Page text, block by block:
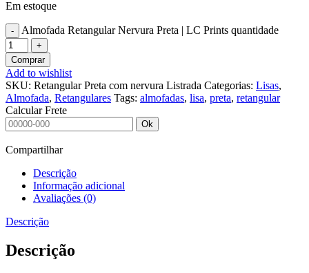
Em estoque
Almofada Retangular Nervura Preta | LC Prints quantidade
Comprar
Add to wishlist
SKU: Retangular Preta com nervura Listrada Categorias: Lisas,
Almofada, Retangulares Tags: almofadas, lisa, preta, retangular
Calcular Frete
Ok
Compartilhar
Descrição
Informação adicional
Avaliações (0)
Descrição
Descrição